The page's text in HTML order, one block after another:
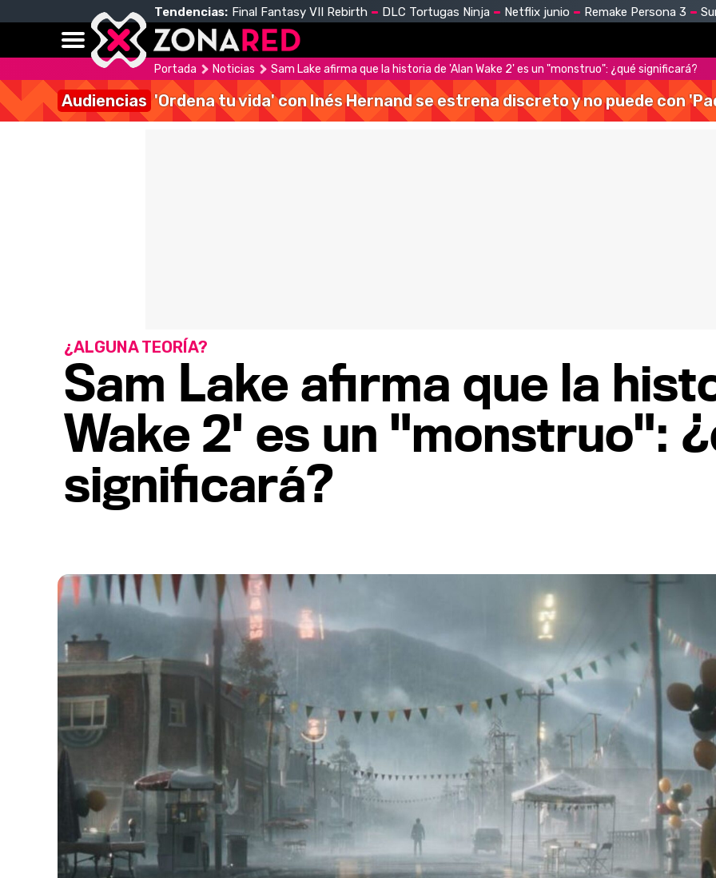
Tendencias: Final Fantasy VII Rebirth DLC Tortugas Ninja Netflix junio Remake Persona 3
Portada Noticias Sam Lake afirma que la historia de 'Alan Wake 2' es un "monstruo": ¿qué significará?
Audiencias 'Ordena tu vida' con Inés Hernand se estrena discreto y no puede con
Sam Lake afirma que la
Wake 2' es un "monstruo":
significará?
¿ALGUNA TEORÍA?